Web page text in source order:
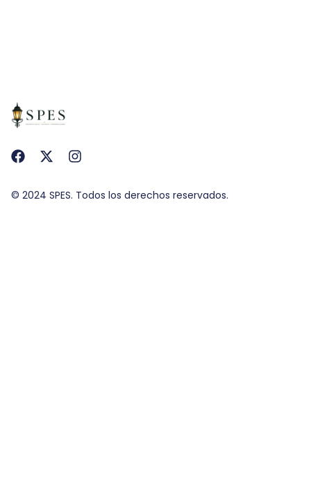
© 2024 SPES. Todos los derechos reservados.